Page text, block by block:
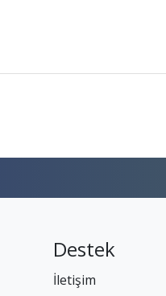
Destek
İletişim